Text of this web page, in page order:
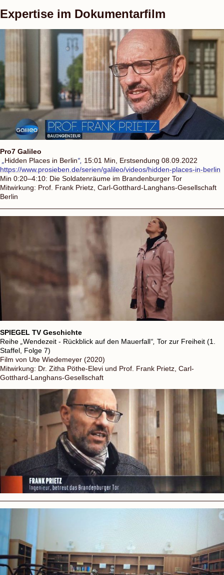
Expertise im Dokumentarfilm
Pro7 Galileo
Hidden Places in Berlin“, 15:01 Min, Erstsendung 08.09.2022
https://www.prosieben.de/serien/galileo/videos/hidden-places-in-berlin
Min 0:20–4:10: Die Soldatenräume im Brandenburger Tor
Mitwirkung: Prof. Frank Prietz, Carl-Gotthard-Langhans-Gesellschaft
Berlin
SPIEGEL TV Geschichte
Reihe Wendezeit - Rückblick auf den Mauerfall“, Tor zur Freiheit (1.
Staffel, Folge 7)
Film von Ute Wiedemeyer (2020)
Mitwirkung: Dr. Zitha Pöthe-Elevi und Prof. Frank Prietz, Carl-
Gotthard-Langhans-Gesellschaft